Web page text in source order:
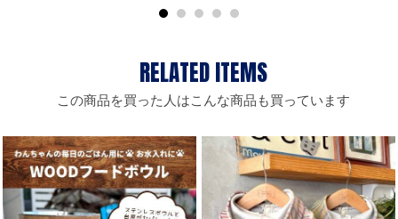
この商品を買った人はこんな商品も買っています